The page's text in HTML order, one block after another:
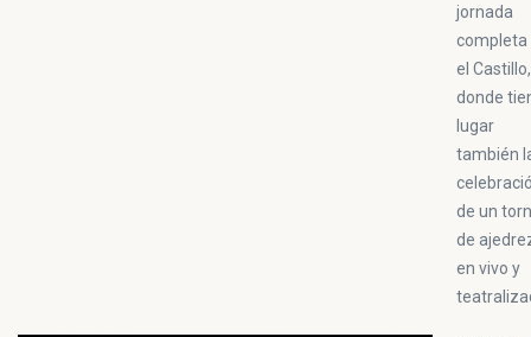
jornada
completa
el Castillo,
donde
lugar
también
de un
de
en vivo y